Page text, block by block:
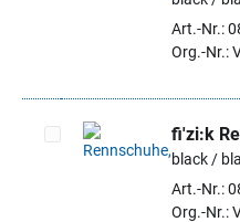
Artikel auswählenArt.-Nr.:
Org.-Nr.:
Artikel auswählen
fi'zi:k
black /
Art.-Nr.:
Org.-Nr.: